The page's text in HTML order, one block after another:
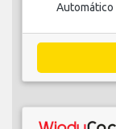
Automático